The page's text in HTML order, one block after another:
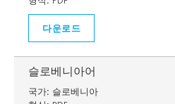
다운로드
슬로베니아어
국가: 슬로베니아